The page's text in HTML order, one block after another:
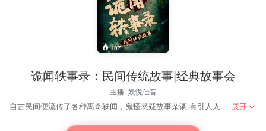
107
诡闻轶事录：民间传统故事|经典故事会
主播: 娱悦佳音
自古民间便流传了各种离奇轶闻，鬼怪悬疑故事杂谈 有引人入胜的欢喜事，也有曲折起伏，扑朔迷离的连环案 事件发生的真相是什么，眼见是否真的为实？ 人性深处到底藏了什么秘密？你知晓的又是否真如你所知？ 喜马拉雅优质主播凌枭之声带来全新民间志怪奇闻，各种诡异的，令人难以相信的事情接连的发生。杀儿弑父，船夫害人，脸蛋鬼妻的往事背后，又有着怎样的真相？ 故事情节曲折、离奇、紧张、刺激、好玩，有趣儿，为您打造一场听觉盛宴！ 听故事的同时，感受人情冷暖，品悟人性百态。 展开